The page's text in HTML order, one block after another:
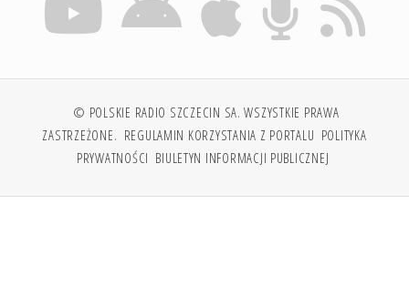
© POLSKIE RADIO SZCZECIN SA. WSZYSTKIE PRAWA
ZASTRZEŻONE. REGULAMIN KORZYSTANIA Z PORTALU POLITYKA
PRYWATNOŚCI BIULETYN INFORMACJI PUBLICZNEJ